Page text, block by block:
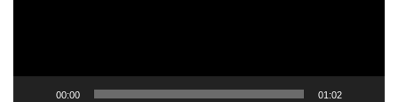
00:00 01:02